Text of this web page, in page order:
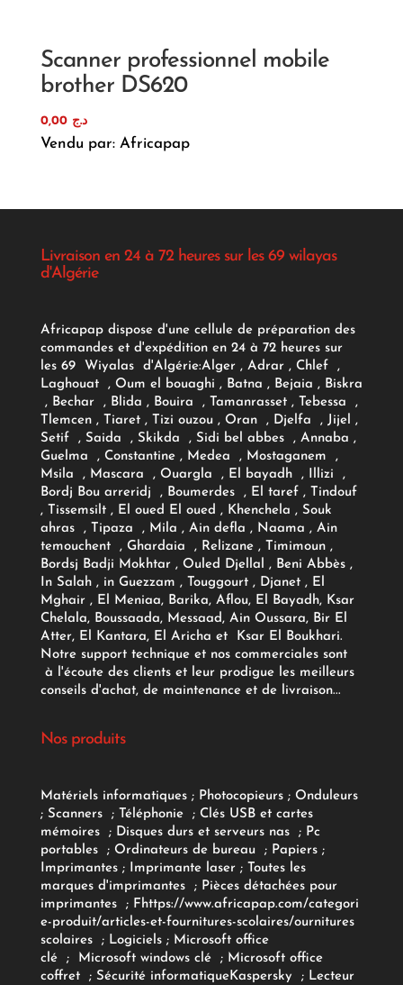
Scanner professionnel mobile
brother DS620
د.ج 0,00
Vendu par: Africapap
Livraison en 24 à 72 heures sur les 69 wilayas
d'Algérie
Africapap dispose d'une cellule de préparation des
commandes et d'expédition en 24 à 72 heures sur
les 69 Wiyalas d'Algérie:Alger , Adrar, Chlef ,
Laghouat , Oum el bouaghi , Batna , Bejaia , Biskra
, Bechar , Blida , Bouira , Tamanrasset , Tebessa ,
Tlemcen , Tiaret , Tizi ouzou , Oran , Djelfa , Jijel ,
Setif , Saida , Skikda , Sidi bel abbes , Annaba ,
Guelma , Constantine , Medea , Mostaganem ,
Msila , Mascara , Ouargla , El bayadh , Illizi ,
Bordj Bou arreridj , Boumerdes , El taref , Tindouf
, Tissemsilt , El oued El oued , Khenchela , Souk
ahras , Tipaza , Mila , Ain defla , Naama , Ain
temouchent , Ghardaia , Relizane , Timimoun ,
Bordsj Badji Mokhtar , Ouled Djellal , Beni Abbès ,
In Salah , in Guezzam , Touggourt , Djanet , El
Mghair , El Meniaa, Barika, Aflou, El Bayadh, Ksar
Chelala, Boussaada, Messaad, Ain Oussara, Bir El
Atter, El Kantara, El Aricha et Ksar El Boukhari.
Notre support technique et nos commerciales sont
à l'écoute des clients et leur prodigue les meilleurs
conseils d'achat, de maintenance et de livraison...
Nos produits
Matériels informatiques; Photocopieurs; Onduleurs
; Scanners ; Téléphonie ; Clés USB et cartes
mémoires
; Disques durs et serveurs nas ; Pc
portables
; Ordinateurs de bureau ; Papiers;
Imprimantes;Imprimante laser; Toutes les
marques d'imprimantes
; Pièces détachées pour
imprimantes
; Fhttps://www.africapap.com/categori
e-produit/articles-et-fournitures-scolaires/ournitures
scolaires; Logiciels ; Microsoft office
clé
; Microsoft windows clé; Microsoft office
coffret ; Sécurité informatiqueKaspersky ; Lecteur